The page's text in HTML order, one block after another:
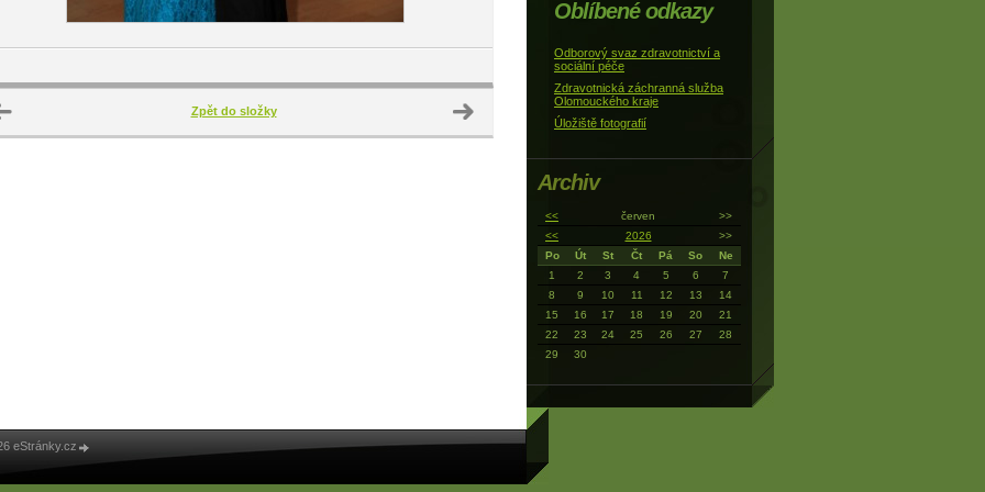
Zpět do složky
Oblíbené odkazy
Odborový svaz zdravotnictví a
sociální péče
Zdravotnická záchranná služba
Olomouckého kraje
Úložiště fotografií
Archiv
<< červen
>>
<<
2026
>>
Po
Út St Čt Pá So
Ne
1
2 3 4 5 6
7
8
9 10 11 12 13
14
15
16 17 18 19 20
21
22
23 24 25 26 27
28
29
30
eStránky.cz